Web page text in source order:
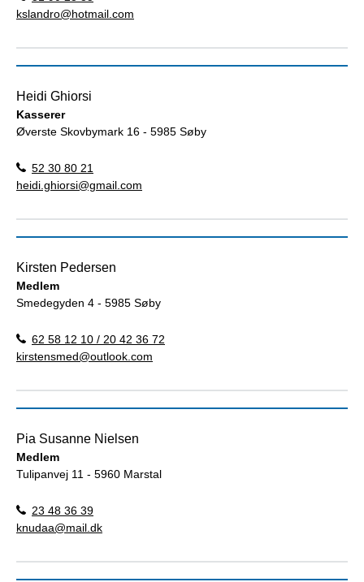
kslandro@hotmail.com
Heidi Ghiorsi
Kasserer
Øverste Skovbymark 16 - 5985 Søby
52 30 80 21
heidi.ghiorsi@gmail.com
Kirsten Pedersen
Medlem
Smedegyden 4 - 5985 Søby
62 58 12 10 / 20 42 36 72
kirstensmed@outlook.com
Pia Susanne Nielsen
Medlem
Tulipanvej 11 - 5960 Marstal
23 48 36 39
knudaa@mail.dk